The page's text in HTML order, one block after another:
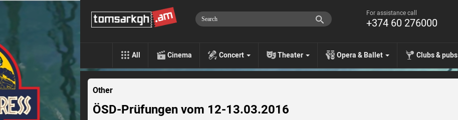
For assistance call
+374 60 276000
All Cinema Concert Theater Opera & Ballet Clubs & pubs
Other
ÖSD-Prüfungen vom 12-13.03.2016